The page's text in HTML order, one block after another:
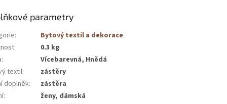
parametry
:
Bytový textil a dekorace
:
0.3 kg
:
Vícebarevná, Hnědá
textil:
zástěry
doplněk:
zástěra
:
ženy, dámská